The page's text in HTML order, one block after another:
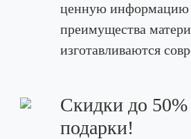
ценную информацию
преимущества
изготавливаются
Скидки до
подарки!